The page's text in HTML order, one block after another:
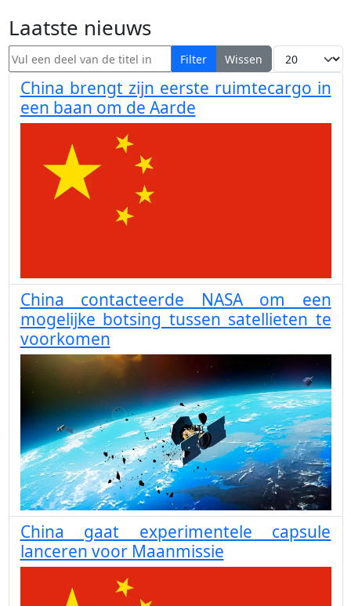
Laatste nieuws
Vul een deel van de titel in Filter Wissen Toon #
China brengt zijn eerste ruimtecargo in
een baan om de Aarde
China contacteerde NASA om een
mogelijke botsing tussen satellieten te
voorkomen
China gaat experimentele capsule
lanceren voor Maanmissie